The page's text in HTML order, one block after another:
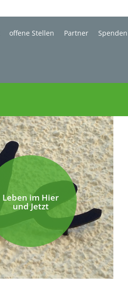
offene Stellen Partner Spenden
Leben im Hier
und Jetzt